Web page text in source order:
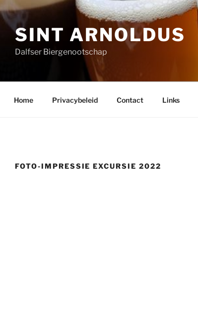
SINT ARNOLDUS
Dalfser Biergenootschap
Home Privacybeleid Contact Links
FOTO-IMPRESSIE EXCURSIE 2022